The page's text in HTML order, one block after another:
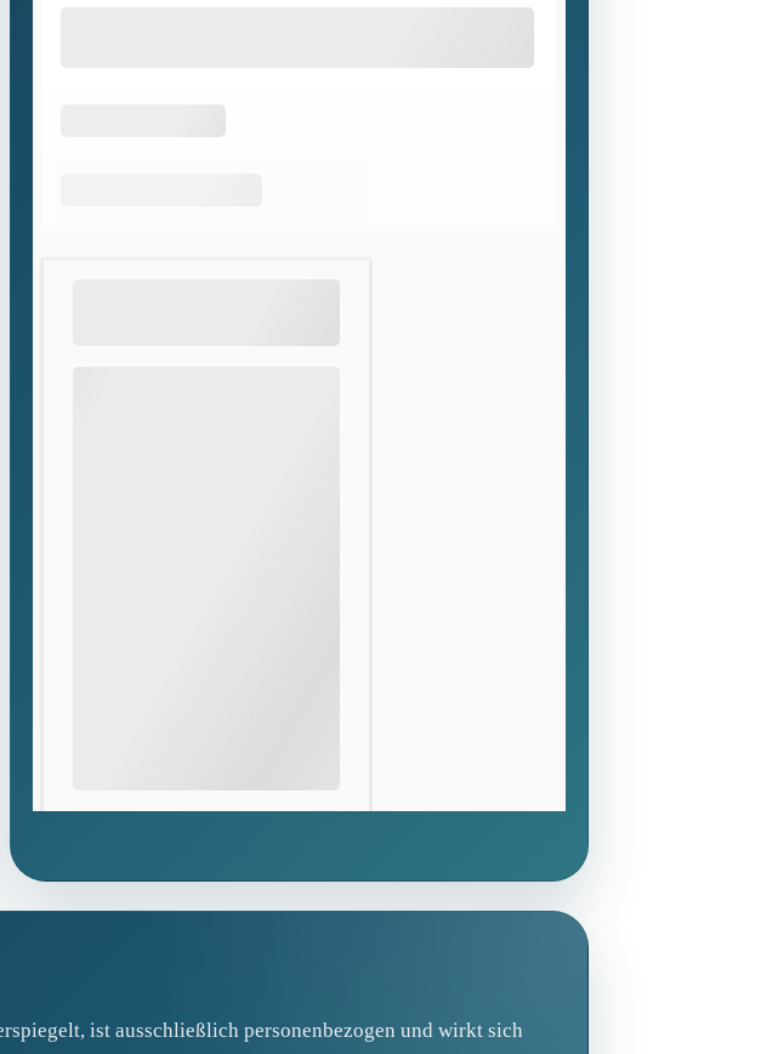
ist ausschließlich personenbezogen und wirkt sich